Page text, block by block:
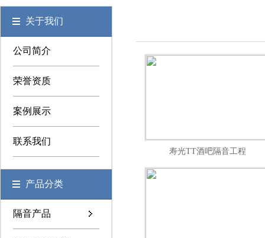
关于我们
公司简介
荣誉资质
案例展示
联系我们
产品分类
隔音产品
寿光TT酒吧隔音工程